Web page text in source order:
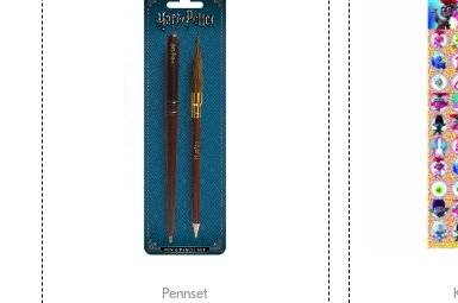
Pennset